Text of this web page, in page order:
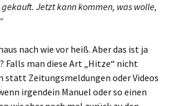
Jetzt kann kommen, was wolle,
nach wie vor heiß. Aber das ist ja
Falls man diese Art „Hitze“ nicht
statt Zeitungsmeldungen oder Videos
irgendein Manuel oder so einen